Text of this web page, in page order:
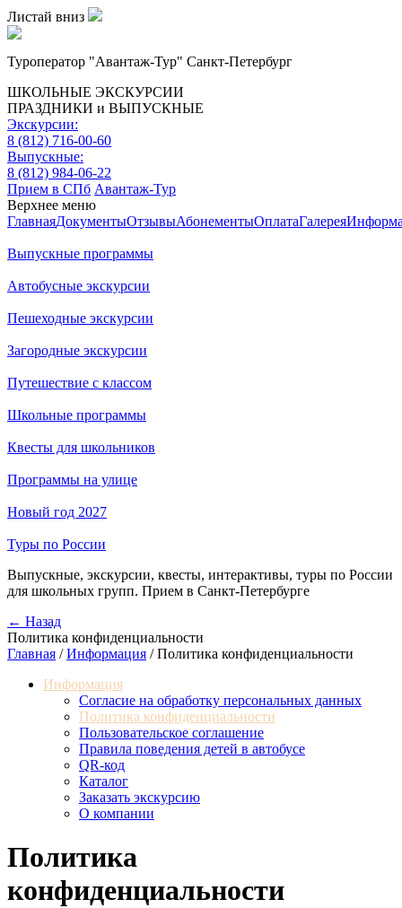
Листай вниз
Туроператор "Авантаж-Тур" Санкт-Петербург
ШКОЛЬНЫЕ ЭКСКУРСИИ
ПРАЗДНИКИ и ВЫПУСКНЫЕ
Экскурсии:
8 (812) 716-00-60
Выпускные:
8 (812) 984-06-22
Прием в СПб Авантаж-Тур
Верхнее меню
ГлавнаяДокументыОтзывыАбонементыОплатаГалерея
Выпускные программы
Автобусные экскурсии
Пешеходные экскурсии
Загородные экскурсии
Путешествие с классом
Школьные программы
Квесты для школьников
Программы на улице
Новый год 2027
Туры по России
Выпускные, экскурсии, квесты, интерактивы, туры по России
для школьных групп. Прием в Санкт-Петербурге
← Назад
Политика конфиденциальности
Главная / Информация / Политика конфиденциальности
Информация
Согласие на обработку персональных данных
Политика конфиденциальности
Пользовательское соглашение
Правила поведения детей в автобусе
QR-код
Каталог
Заказать экскурсию
О компании
Политика
конфиденциальности